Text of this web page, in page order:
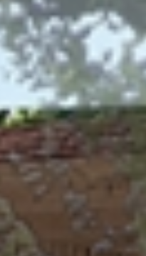
Công trình lịch sử
Công nghiệp
Văn hóa
TIN TỨC
TUYỂN DỤNG
LIÊN LẠC
TIẾNG VIỆT
Nederlands